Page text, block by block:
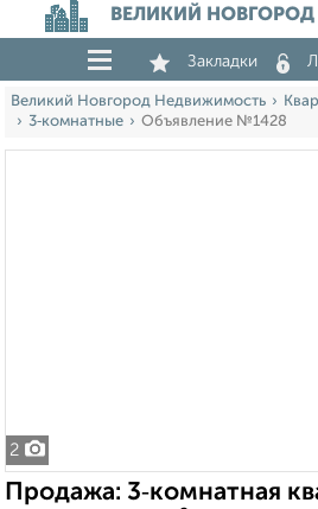
ВЕЛИКИЙ
Закладки
Великий Новгород Недвижимость
3‑комнатные
Объявление №1428
2
Продажа: 3‑комнатная